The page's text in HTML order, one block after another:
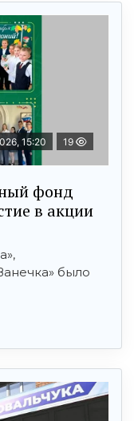
15:20 19
фонд
в акции
было